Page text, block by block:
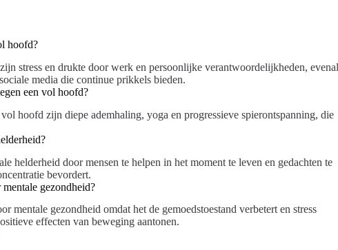
hoofd?
stress en drukte door werk en persoonlijke verantwoordelijkheden,
media die continue prikkels bieden.
een vol hoofd?
hoofd zijn diepe ademhaling, yoga en progressieve spierontspanning, die
helderheid door mensen te helpen in het moment te leven en gedachten te
bevordert.
gezondheid?
mentale gezondheid omdat het de gemoedstoestand verbetert en stress
effecten van beweging aantonen.